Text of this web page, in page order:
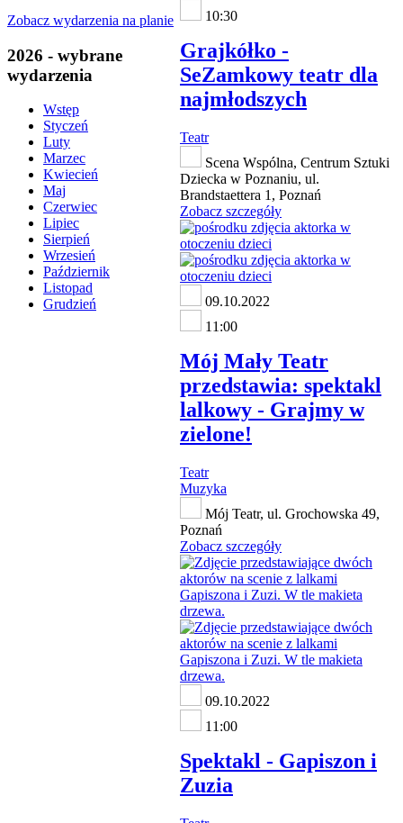
Zobacz wydarzenia na planie
2026 - wybrane
wydarzenia
Wstęp
Styczeń
Luty
Marzec
Kwiecień
Maj
Czerwiec
Lipiec
Sierpień
Wrzesień
Październik
Listopad
Grudzień
10:30
Grajkółko -
SeZamkowy teatr dla
najmłodszych
Teatr
Scena Wspólna, Centrum Sztuki
Dziecka w Poznaniu, ul.
Brandstaettera 1, Poznań
Zobacz szczegóły
09.10.2022
11:00
Mój Mały Teatr
przedstawia: spektakl
lalkowy - Grajmy w
zielone!
Teatr
Muzyka
Mój Teatr, ul. Grochowska 49,
Poznań
Zobacz szczegóły
09.10.2022
11:00
Spektakl - Gapiszon i
Zuzia